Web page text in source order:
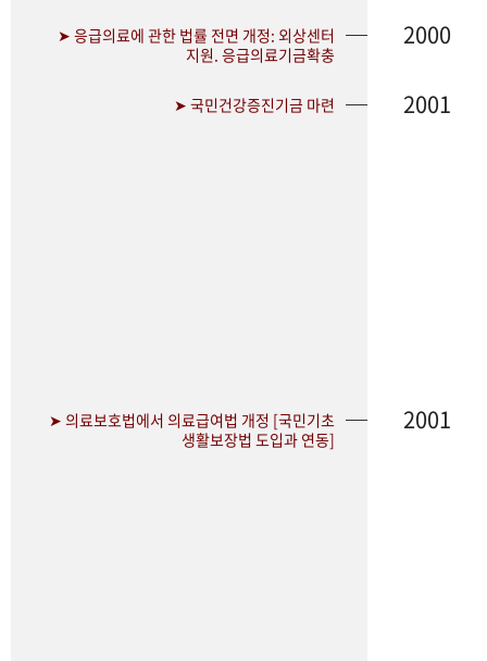
➤ 응급의료에 관한 법률 전면 개정: 외상센터
지원. 응급의료기금확충
2000
➤ 국민건강증진기금 마련 2001
➤ 의료보호법에서 의료급여법 개정 [국민기초
생활보장법 도입과 연동]
2001